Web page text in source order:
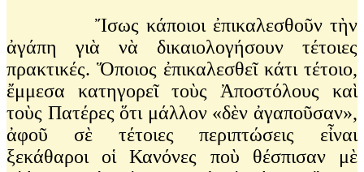
Ἴσως κάποιοι ἐπικαλεσθοῦν τὴν
ἀγάπη γιὰ νὰ δικαιολογήσουν τέτοιες
πρακτικές. Ὅποιος ἐπικαλεσθεῖ κάτι τέτοιο,
ἔμμεσα κατηγορεῖ τοὺς Ἀποστόλους καὶ
τοὺς Πατέρες ὅτι μάλλον «δὲν ἀγαποῦσαν»,
ἀφοῦ σὲ τέτοιες περιπτώσεις εἶναι
ξεκάθαροι οἱ Κανόνες ποὺ θέσπισαν μὲ